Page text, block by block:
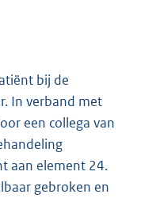
bij de
In verband met
een collega van
aan element 24.
gebroken en